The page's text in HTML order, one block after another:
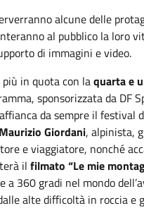
alcune delle
al pubblico la loro
di immagini e video.
in quota con laquarta e
sponsorizzata da DF
da sempre il festival
Maurizio Giordani, alpinista,
e viaggiatore, nonché
il filmato “Le mie
a 360 gradi nel mondo
alte difficoltà in roccia e